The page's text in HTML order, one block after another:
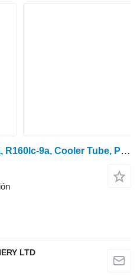
Hyundai Robex R140lc-9a, R160lc-9a, Cooler Tube, Pipe ZUAC-00581 tubo de refrigeración
LTD